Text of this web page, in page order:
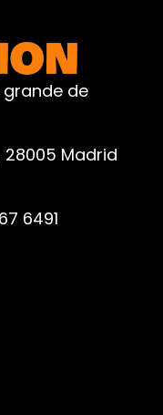
de
28005 Madrid
6491